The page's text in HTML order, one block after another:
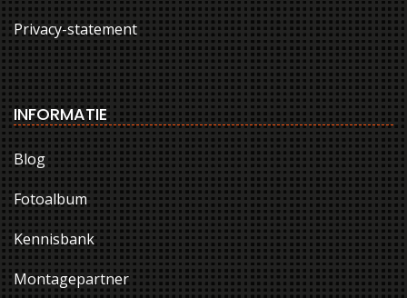
Privacy-statement
INFORMATIE
Blog
Fotoalbum
Kennisbank
Montagepartner